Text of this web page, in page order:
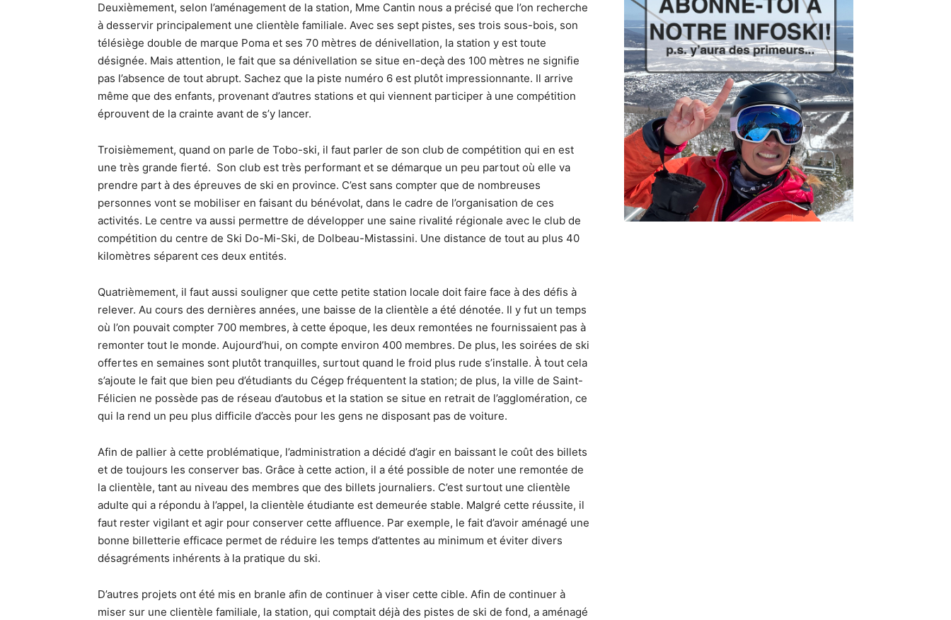
Deuxièmement, selon l’aménagement de la station, Mme Cantin nous a précisé que l’on recherche
à desservir principalement une clientèle familiale. Avec ses sept pistes, ses trois sous-bois, son
télésiège double de marque Poma et ses 70 mètres de dénivellation, la station y est toute
désignée. Mais attention, le fait que sa dénivellation se situe en-deçà des 100 mètres ne signifie
pas l’absence de tout abrupt. Sachez que la piste numéro 6 est plutôt impressionnante. Il arrive
même que des enfants, provenant d’autres stations et qui viennent participer à une compétition
éprouvent de la crainte avant de s’y lancer.
Troisièmement, quand on parle de Tobo-ski, il faut parler de son club de compétition qui en est
une très grande fierté. Son club est très performant et se démarque un peu partout où elle va
prendre part à des épreuves de ski en province. C’est sans compter que de nombreuses
personnes vont se mobiliser en faisant du bénévolat, dans le cadre de l’organisation de ces
activités. Le centre va aussi permettre de développer une saine rivalité régionale avec le club de
compétition du centre de Ski Do-Mi-Ski, de Dolbeau-Mistassini. Une distance de tout au plus 40
kilomètres séparent ces deux entités.
Quatrièmement, il faut aussi souligner que cette petite station locale doit faire face à des défis à
relever. Au cours des dernières années, une baisse de la clientèle a été dénotée. Il y fut un temps
où l’on pouvait compter 700 membres, à cette époque, les deux remontées ne fournissaient pas à
remonter tout le monde. Aujourd’hui, on compte environ 400 membres. De plus, les soirées de ski
offertes en semaines sont plutôt tranquilles, surtout quand le froid plus rude s’installe. À tout cela
s’ajoute le fait que bien peu d’étudiants du Cégep fréquentent la station; de plus, la ville de Saint-
Félicien ne possède pas de réseau d’autobus et la station se situe en retrait de l’agglomération, ce
qui la rend un peu plus difficile d’accès pour les gens ne disposant pas de voiture.
Afin de pallier à cette problématique, l’administration a décidé d’agir en baissant le coût des billets
et de toujours les conserver bas. Grâce à cette action, il a été possible de noter une remontée de
la clientèle, tant au niveau des membres que des billets journaliers. C’est surtout une clientèle
adulte qui a répondu à l’appel, la clientèle étudiante est demeurée stable. Malgré cette réussite, il
faut rester vigilant et agir pour conserver cette affluence. Par exemple, le fait d’avoir aménagé une
bonne billetterie efficace permet de réduire les temps d’attentes au minimum et éviter divers
désagréments inhérents à la pratique du ski.
D’autres projets ont été mis en branle afin de continuer à viser cette cible. Afin de continuer à
miser sur une clientèle familiale, la station, qui comptait déjà des pistes de ski de fond, a aménagé